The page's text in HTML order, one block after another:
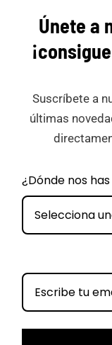
Únete a
¡consigue
Suscríbete a
últimas
¿Dónde nos
Selecciona